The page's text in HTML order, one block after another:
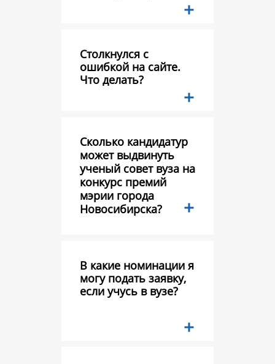
Столкнулся с
ошибкой на сайте.
Что делать?
Сколько кандидатур
может выдвинуть
ученый совет вуза на
конкурс премий
мэрии города
Новосибирска?
В какие номинации я
могу подать заявку,
если учусь в вузе?